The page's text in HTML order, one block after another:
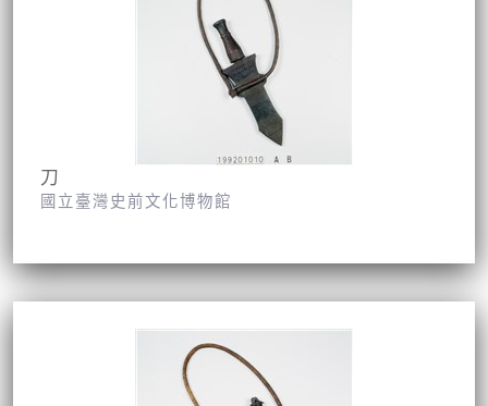
刀
國立臺灣史前文化博物館